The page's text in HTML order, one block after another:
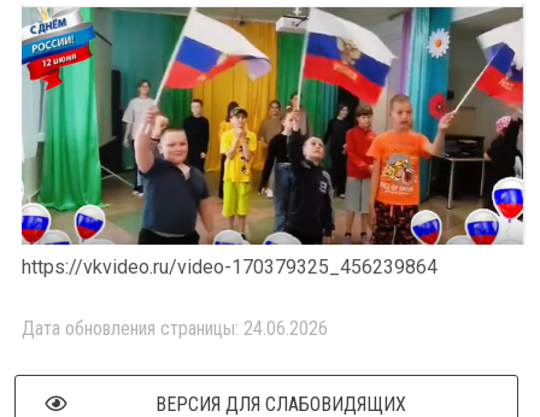
https://vkvideo.ru/video-170379325_456239864
Дата обновления страницы: 24.06.2026
ВЕРСИЯ ДЛЯ СЛАБОВИДЯЩИХ